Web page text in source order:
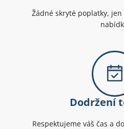
Žádné skryté poplatky,
Dodržení
Respektujeme váš čas a